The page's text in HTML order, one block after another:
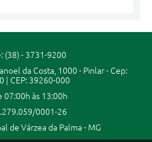
(38) - 3731-9200
da Costa, 1000 - Pinlar - Cep:
| CEP: 39260-000
07:00h às 13:00h
0001-26
de Várzea da Palma - MG